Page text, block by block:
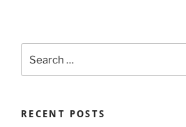
for:
RECENT POSTS